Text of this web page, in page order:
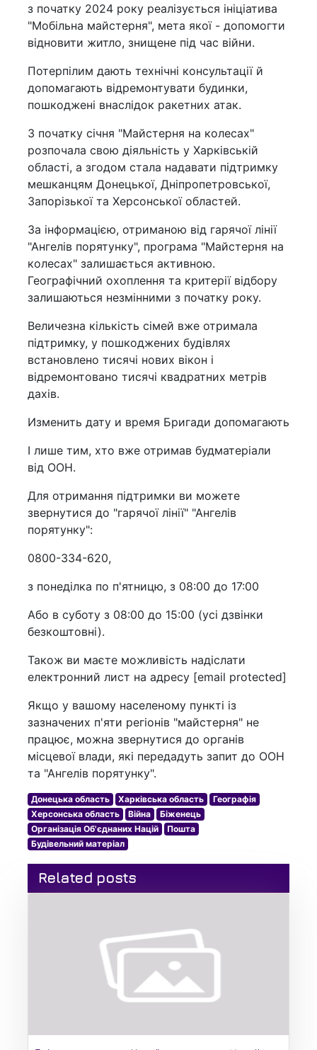
з початку 2024 року реалізується ініціатива
"Мобільна майстерня", мета якої - допомогти
відновити житло, знищене під час війни.
Потерпілим дають технічні консультації й
допомагають відремонтувати будинки,
пошкоджені внаслідок ракетних атак.
З початку січня "Майстерня на колесах"
розпочала свою діяльність у Харківській
області, а згодом стала надавати підтримку
мешканцям Донецької, Дніпропетровської,
Запорізької та Херсонської областей.
За інформацією, отриманою від гарячої лінії
"Ангелів порятунку", програма "Майстерня на
колесах" залишається активною.
Географічний охоплення та критерії відбору
залишаються незмінними з початку року.
Величезна кількість сімей вже отримала
підтримку, у пошкоджених будівлях
встановлено тисячі нових вікон і
відремонтовано тисячі квадратних метрів
дахів.
Изменить дату и время Бригади допомагають
І лише тим, хто вже отримав будматеріали
від ООН.
Для отримання підтримки ви можете
звернутися до "гарячої лінії" "Ангелів
порятунку":
0800-334-620,
з понеділка по п'ятницю, з 08:00 до 17:00
Або в суботу з 08:00 до 15:00 (усі дзвінки
безкоштовні).
Також ви маєте можливість надіслати
електронний лист на адресу [email protected]
Якщо у вашому населеному пункті із
зазначених п'яти регіонів "майстерня" не
працює, можна звернутися до органів
місцевої влади, які передадуть запит до ООН
та "Ангелів порятунку".
Донецька область Харківська область
Географія
Херсонська область
Війна
Біженець
Організація Об'єднаних Націй
Пошта
Будівельний матеріал
Related posts